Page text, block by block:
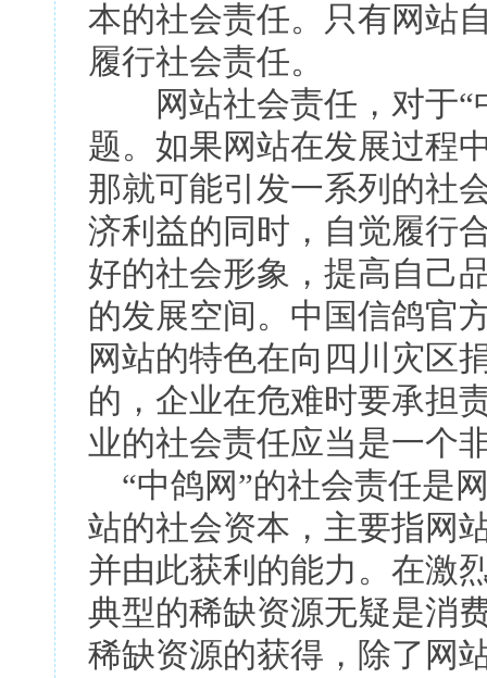
本的社会责任。只有网站
履行社会责任。
网站社会责任，对于“
题。如果网站在发展过程
那就可能引发一系列的社
济利益的同时，自觉履行
好的社会形象，提高自己
的发展空间。中国信鸽官
网站的特色在向四川灾区
的，企业在危难时要承担
业的社会责任应当是一个
“中鸽网”的社会责任是
站的社会资本，主要指网
并由此获利的能力。在激
典型的稀缺资源无疑是消
稀缺资源的获得，除了网